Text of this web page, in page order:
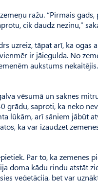
ražu. “Pirmais
cik daudz nezinu,”
uzreiz, tāpat arī, ka
ir jāiegulda. No
aukstums
vēsumā un sak­nes
grādu, saproti, ka neko
lūkām, arī sāniem jābūt
ka var izaudzēt
Par to, ka zemenes
doma kādu rindu atstāt
veģetācija, bet var